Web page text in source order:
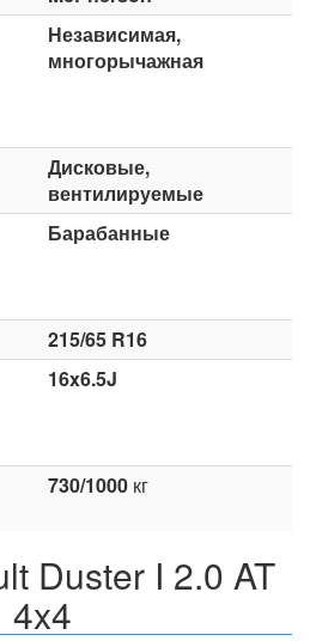
Независимая,
многорычажная
Дисковые,
вентилируемые
Барабанные
215/65 R16
16x6.5J
730/1000 кг
Duster I 2.0 AT
4x4